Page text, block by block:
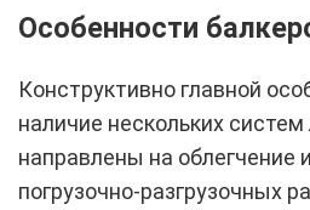
Особенности
Конструктивно главной
наличие нескольких
направлены на облегчение
погрузочно-разгрузочных